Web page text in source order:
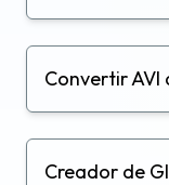
Convertir AVI
Creador de